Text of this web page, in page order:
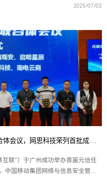
裁黄朝晖向广州市工信局领导全面
2025/07/02
中移互联网举办首届元信任安全生态联合体会议，网思科技荣列首批成员单位
联”）于广州成功举办首届元信任
中国移动集团网络与信息安全管理